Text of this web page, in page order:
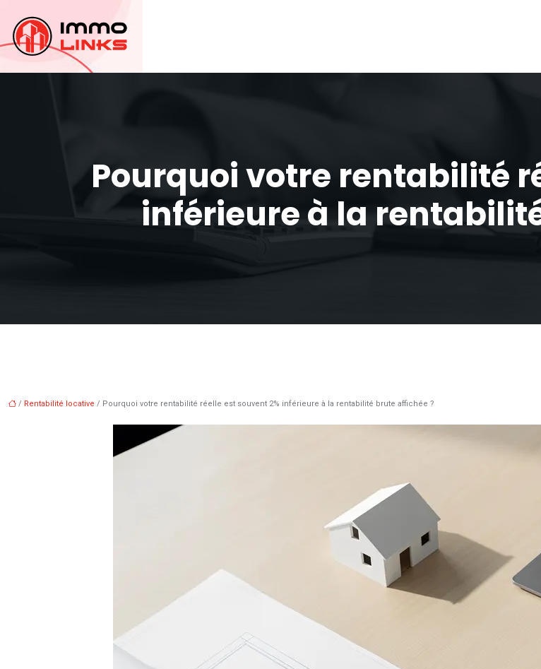
Pourquoi votre rentabilité
inférieure à la
/ Rentabilité locative / Pourquoi votre rentabilité réelle est souvent 2% inférieure à la rentabilité brute affichée ?